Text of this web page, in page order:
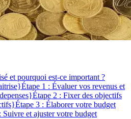
et pourquoi est-ce important ?
Étape 1 : Évaluer vos revenus et
Étape 2 : Fixer des objectifs
Étape 3 : Élaborer votre budget
Suivre et ajuster votre budget